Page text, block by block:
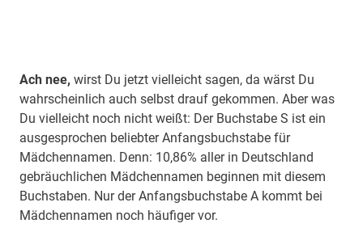
Ach nee, wirst Du jetzt vielleicht sagen, da wärst Du
wahrscheinlich auch selbst drauf gekommen. Aber was
Du vielleicht noch nicht weißt: Der Buchstabe S ist ein
ausgesprochen beliebter Anfangsbuchstabe für
Mädchennamen. Denn: 10,86% aller in Deutschland
gebräuchlichen Mädchennamen beginnen mit diesem
Buchstaben. Nur der Anfangsbuchstabe A kommt bei
Mädchennamen noch häufiger vor.